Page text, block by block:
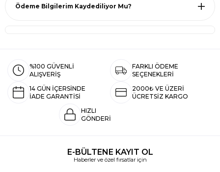
Ödeme Bilgilerim Kaydediliyor Mu?
%100 GÜVENLİ
ALIŞVERİŞ
FARKLI ÖDEME
SEÇENEKLERİ
14 GÜN İÇERSİNDE
İADE GARANTİSİ
2000₺ VE ÜZERİ
ÜCRETSİZ KARGO
HIZLI
GÖNDERİ
E-BÜLTENE KAYIT OL
Haberler ve özel fırsatlar için